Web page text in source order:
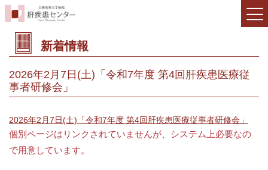
新着情報
2026年2月7日(土)「令和7年度 第4回肝疾患医療従
事者研修会」
2026年2月7日(土)「令和7年度 第4回肝疾患医療従事者研修会」
個別ページはリンクされていませんが、システム上必要なの
で用意しています。